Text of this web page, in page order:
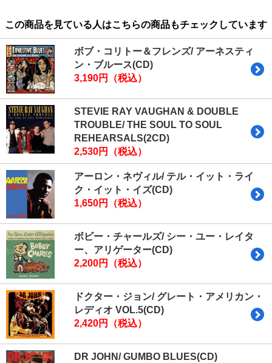
この商品を見ている人はこちらの商品もチェックしています
ボブ・コリトー＆フレンズ/ アーネスティ
ン・ブルース(CD)
3,190円（税込）
STEVIE RAY VAUGHAN & DOUBLE
TROUBLE/ THE SOUL TO SOUL
REHEARSALS(2CD)
2,530円（税込）
アーロン・ネヴィル/ テル・イット・ライ
ク・イット・イズ(CD)
1,650円（税込）
ボビー・チャールズ/ シー・ユー・レイタ
ー、アリゲーター(CD)
2,200円（税込）
ドクター・ジョン/ グレート・アメリカン・
レディオ VOL.5(CD)
2,420円（税込）
DR JOHN/ GUMBO BLUES(CD)